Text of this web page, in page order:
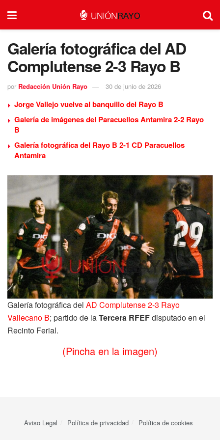
Galería fotográfica del AD
Complutense 2-3 Rayo B
por Redacción Unión Rayo 30 de junio de 2026
Jorge Vallejo vuelve al banquillo del Rayo B
Galería de imágenes del Paracuellos Antamira 2-2 Rayo
B
Galería fotográfica del Rayo B 2-1 CD Paracuellos
Antamira
Galería fotográfica del AD Complutense 2-3 Rayo
Vallecano B; partido de laTercera RFEFdisputado en el
Recinto Ferial.
(Pincha en la imagen)
Aviso Legal Política de privacidad Política de cookies